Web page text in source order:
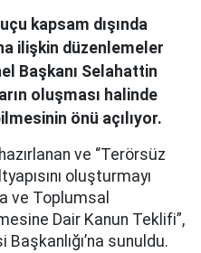
kapsam dışında
ilişkin düzenlemeler
Başkanı Selahattin
oluşması halinde
önü açılıyor.
ve “Terörsüz
oluşturmayı
ve Toplumsal
Dair Kanun Teklifi”,
sunuldu.